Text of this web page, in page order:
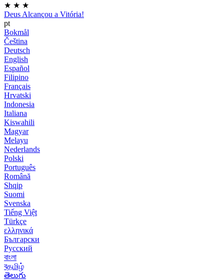
★ ★ ★
Deus Alcançou a Vitória!
pt
Bokmål
Čeština
Deutsch
English
Español
Filipino
Français
Hrvatski
Indonesia
Italiana
Kiswahili
Magyar
Melayu
Nederlands
Polski
Português
Română
Shqip
Suomi
Svenska
Tiếng Việt
Türkçe
ελληνικά
Български
Русский
বাংলা
বதமிழ்
తెలుగు